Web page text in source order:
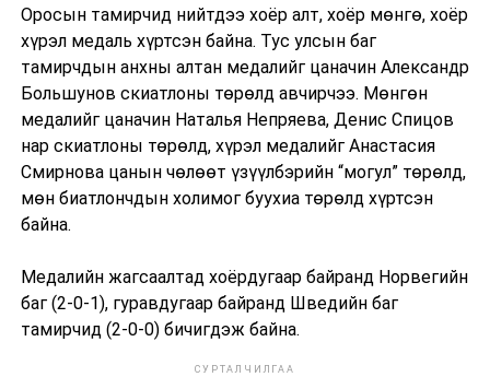
Оросын тамирчид нийтдээ хоёр алт, хоёр мөнгө, хоёр
хүрэл медаль хүртсэн байна. Тус улсын баг
тамирчдын анхны алтан медалийг цаначин Александр
Большунов скиатлоны төрөлд авчирчээ. Мөнгөн
медалийг цаначин Наталья Непряева, Денис Спицов
нар скиатлоны төрөлд, хүрэл медалийг Анастасия
Смирнова цанын чөлөөт үзүүлбэрийн “могул” төрөлд,
мөн биатлончдын холимог буухиа төрөлд хүртсэн
байна.
Медалийн жагсаалтад хоёрдугаар байранд Норвегийн
баг (2-0-1), гуравдугаар байранд Шведийн баг
тамирчид (2-0-0) бичигдэж байна.
СУРТАЛЧИЛГАА